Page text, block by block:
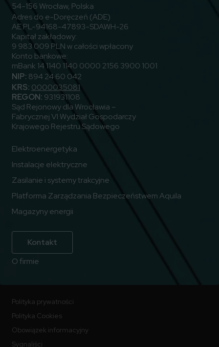
54-156 Wrocław, Polska
Adres do e-Doręczeń (ADE)
AE:PL-94168-47893-SDAWH-26
Kapitał zakładowy:
9 983 009 PLN w całości wpłacony
Konto bankowe:
mBank 14 1140 1140 0000 2156 3900 1001
NIP: 894 24 60 042
KRS: 0000035081
REGON: 931931108
Sąd Rejonowy dla Wrocławia –
Fabrycznej VI Wydział Gospodarczy
Krajowego Rejestru Sądowego
Elektroenergetyka
Instalacje elektryczne
Zasilanie i systemy trakcyjne
Platforma Zarządzania Bezpieczeństwem Aquila
Magazyny energii
Kontakt
O firmie
Polityka prywatności
Polityka Cookies
Obowiązek informacyjny
Sygnaliści